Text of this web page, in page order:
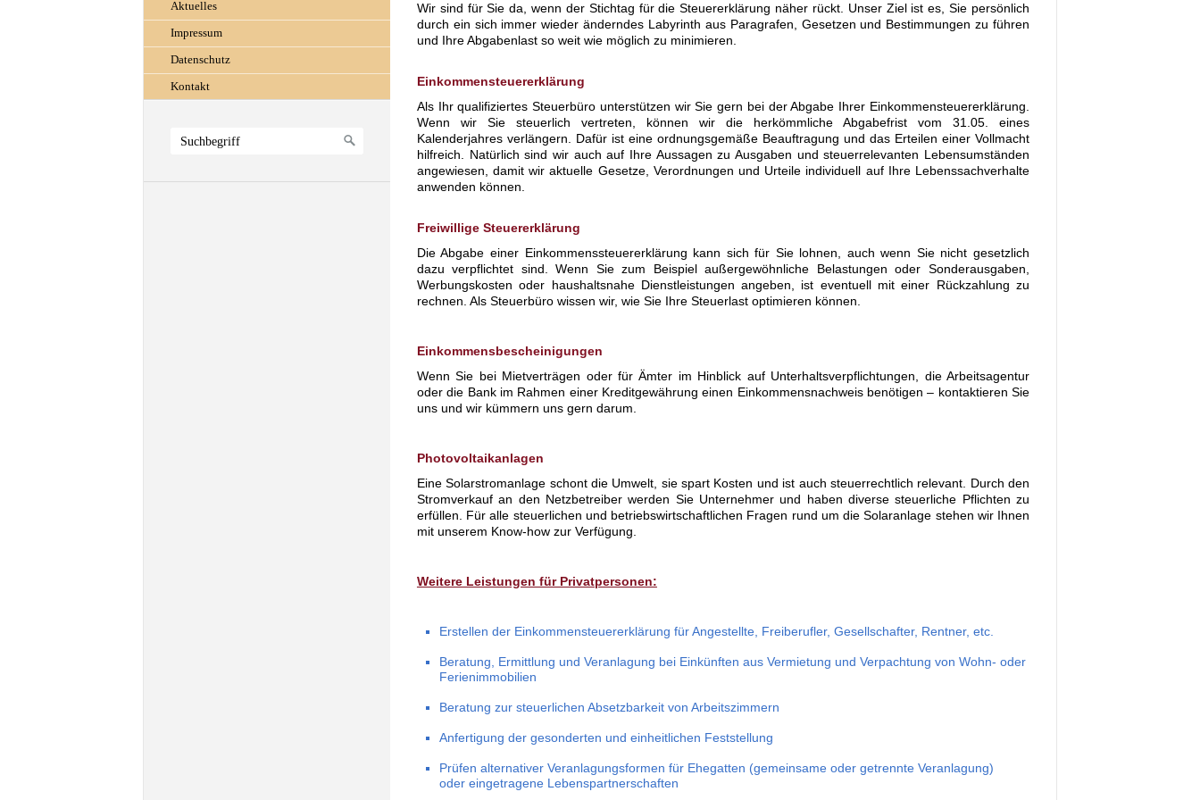
Aktuelles
Impressum
Datenschutz
Kontakt
Wir sind für Sie da, wenn der Stichtag für die Steuererklärung näher rückt. Unser Ziel ist es, Sie persönlich
durch ein sich immer wieder änderndes Labyrinth aus Paragrafen, Gesetzen und Bestimmungen zu führen
und Ihre Abgabenlast so weit wie möglich zu minimieren.
Einkommensteuererklärung
Als Ihr qualifiziertes Steuerbüro unterstützen wir Sie gern bei der Abgabe Ihrer Einkommensteuererklärung.
Wenn wir Sie steuerlich vertreten, können wir die herkömmliche Abgabefrist vom 31.05. eines
Kalenderjahres verlängern. Dafür ist eine ordnungsgemäße Beauftragung und das Erteilen einer Vollmacht
hilfreich. Natürlich sind wir auch auf Ihre Aussagen zu Ausgaben und steuerrelevanten Lebensumständen
angewiesen, damit wir aktuelle Gesetze, Verordnungen und Urteile individuell auf Ihre Lebenssachverhalte
anwenden können.
Freiwillige Steuererklärung
Die Abgabe einer Einkommenssteuererklärung kann sich für Sie lohnen, auch wenn Sie nicht gesetzlich
dazu verpflichtet sind. Wenn Sie zum Beispiel außergewöhnliche Belastungen oder Sonderausgaben,
Werbungskosten oder haushaltsnahe Dienstleistungen angeben, ist eventuell mit einer Rückzahlung zu
rechnen. Als Steuerbüro wissen wir, wie Sie Ihre Steuerlast optimieren können.
Einkommensbescheinigungen
Wenn Sie bei Mietverträgen oder für Ämter im Hinblick auf Unterhaltsverpflichtungen, die Arbeitsagentur
oder die Bank im Rahmen einer Kreditgewährung einen Einkommensnachweis benötigen – kontaktieren Sie
uns und wir kümmern uns gern darum.
Photovoltaikanlagen
Eine Solarstromanlage schont die Umwelt, sie spart Kosten und ist auch steuerrechtlich relevant. Durch den
Stromverkauf an den Netzbetreiber werden Sie Unternehmer und haben diverse steuerliche Pflichten zu
erfüllen. Für alle steuerlichen und betriebswirtschaftlichen Fragen rund um die Solaranlage stehen wir Ihnen
mit unserem Know-how zur Verfügung.
Weitere Leistungen für Privatpersonen:
Erstellen der Einkommensteuererklärung für Angestellte, Freiberufler, Gesellschafter, Rentner, etc.
Beratung, Ermittlung und Veranlagung bei Einkünften aus Vermietung und Verpachtung von Wohn- oder
Ferienimmobilien
Beratung zur steuerlichen Absetzbarkeit von Arbeitszimmern
Anfertigung der gesonderten und einheitlichen Feststellung
Prüfen alternativer Veranlagungsformen für Ehegatten (gemeinsame oder getrennte Veranlagung)
oder eingetragene Lebenspartnerschaften